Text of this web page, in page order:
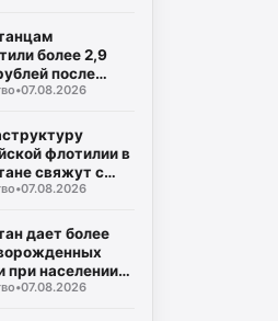
более 2,9
после
•07.08.2026
флотилии в
свяжут с
•07.08.2026
дает более
при населении
2%
•07.08.2026